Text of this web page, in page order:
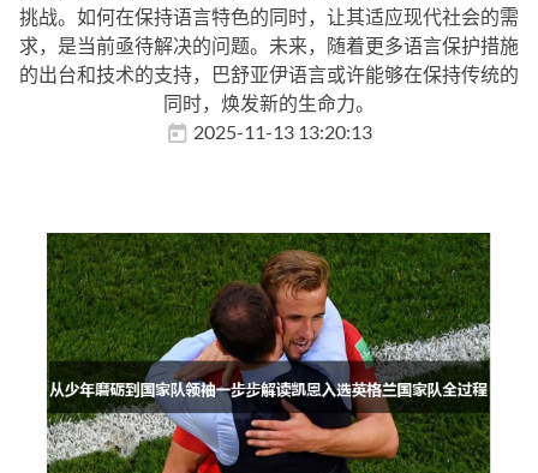
挑战。如何在保持语言特色的同时，让其适应现代社会的需
求，是当前亟待解决的问题。未来，随着更多语言保护措施
的出台和技术的支持，巴舒亚伊语言或许能够在保持传统的
同时，焕发新的生命力。
2025-11-13 13:20:13